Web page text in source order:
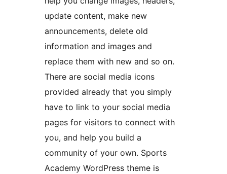
update content, make new
announcements, delete old
information and images and
replace them with new and so on.
There are social media icons
provided already that you simply
have to link to your social media
pages for visitors to connect with
you, and help you build a
community of your own. Sports
Academy WordPress theme is